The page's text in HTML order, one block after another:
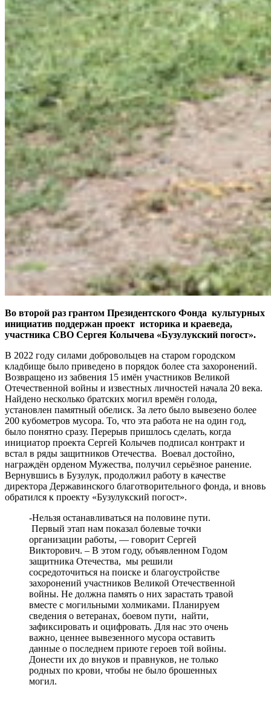
Во второй раз грантом Президентского Фонда культурных
инициатив поддержан проект историка и краеведа,
участника СВО Сергея Колычева «Бузулукский погост».
В 2022 году силами добровольцев на старом городском
кладбище было приведено в порядок более ста захоронений.
Возвращено из забвения 15 имён участников Великой
Отечественной войны и известных личностей начала 20 века.
Найдено несколько братских могил времён голода,
установлен памятный обелиск. За лето было вывезено более
200 кубометров мусора. То, что эта работа не на один год,
было понятно сразу. Перерыв пришлось сделать, когда
инициатор проекта Сергей Колычев подписал контракт и
встал в ряды защитников Отечества. Воевал достойно,
награждён орденом Мужества, получил серьёзное ранение.
Вернувшись в Бузулук, продолжил работу в качестве
директора Державинского благотворительного фонда, и вновь
обратился к проекту «Бузулукский погост».
-Нельзя останавливаться на половине пути.
Первый этап нам показал болевые точки
организации работы, — говорит Сергей
Викторович. – В этом году, объявленном Годом
защитника Отечества, мы решили
сосредоточиться на поиске и благоустройстве
захоронений участников Великой Отечественной
войны. Не должна память о них зарастать травой
вместе с могильными холмиками. Планируем
сведения о ветеранах, боевом пути, найти,
зафиксировать и оцифровать. Для нас это очень
важно, ценнее вывезенного мусора оставить
данные о последнем приюте героев той войны.
Донести их до внуков и правнуков, не только
родных по крови, чтобы не было брошенных
могил.